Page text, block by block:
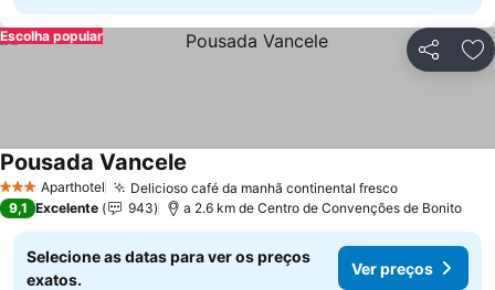
Partilhar
Escolha popular
3 EstrelasAparthotel Delicioso café da manhã continental frescoVer preços
Pousada Vancele
9,1 Excelente 943 a 2.6 km de Centro de Convenções de Bonito
Selecione as datas para ver os preços
exatos.
Ver preços